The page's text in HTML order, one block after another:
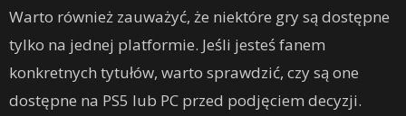
Warto również zauważyć, że niektóre gry są dostępne
tylko na jednej platformie. Jeśli jesteś fanem
konkretnych tytułów, warto sprawdzić, czy są one
dostępne na PS5 lub PC przed podjęciem decyzji.